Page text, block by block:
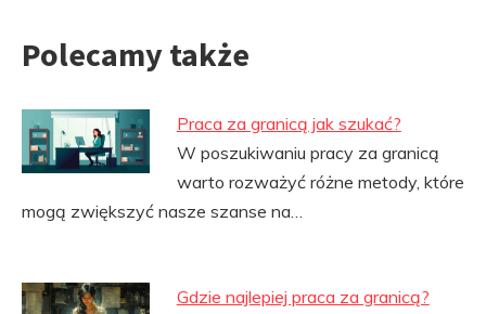
Polecamy także
Praca za granicą jak szukać?
W poszukiwaniu pracy za granicą
warto rozważyć różne metody, które
mogą zwiększyć nasze szanse na…
Gdzie najlepiej praca za granicą?